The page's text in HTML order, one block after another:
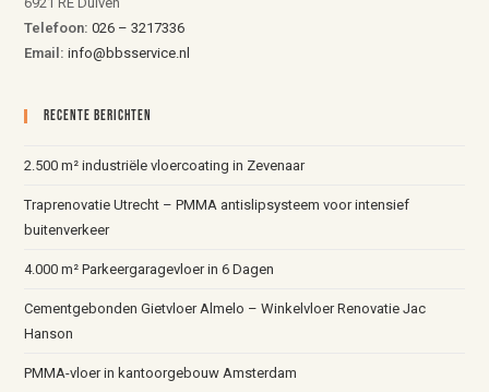
Telefoon:026 – 3217336
Email: info@bbsservice.nl
Recente Berichten
2.500 m² industriële vloercoating in Zevenaar
Traprenovatie Utrecht – PMMA antislipsysteem voor intensief
buitenverkeer
4.000 m² Parkeergaragevloer in 6 Dagen
Cementgebonden Gietvloer Almelo – Winkelvloer Renovatie Jac
Hanson
PMMA-vloer in kantoorgebouw Amsterdam